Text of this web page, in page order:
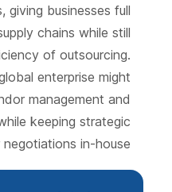
giving businesses full
chains while still
of outsourcing.
enterprise might
management and
keeping strategic
negotiations in-house.